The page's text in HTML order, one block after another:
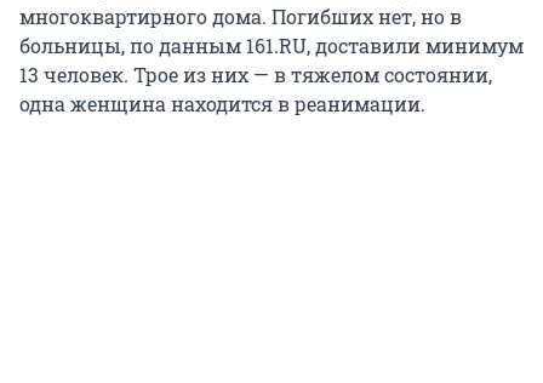
многоквартирного дома. Погибших нет, но в
больницы, по данным 161.RU, доставили минимум
13 человек. Трое из них — в тяжелом состоянии,
одна женщина находится в реанимации.